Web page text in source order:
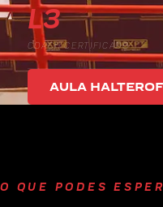
L3
COACH CERTIFICADO
AULA
O QUE PODES